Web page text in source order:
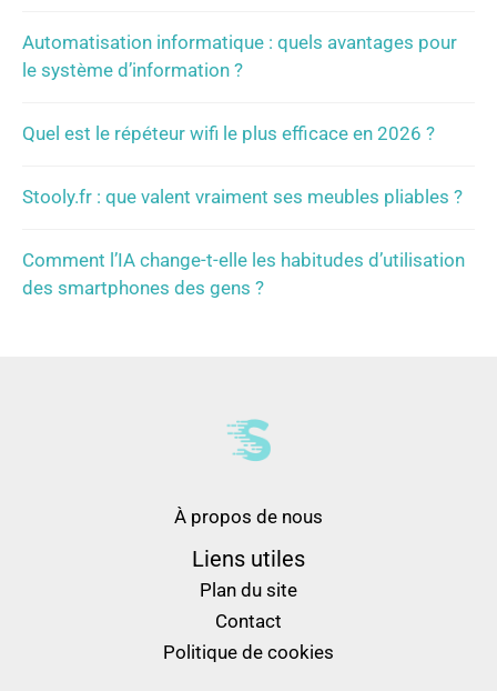
Automatisation informatique : quels avantages pour
le système d’information ?
Quel est le répéteur wifi le plus efficace en 2026 ?
Stooly.fr : que valent vraiment ses meubles pliables ?
Comment l’IA change-t-elle les habitudes d’utilisation
des smartphones des gens ?
À propos de nous
Liens utiles
Plan du site
Contact
Politique de cookies